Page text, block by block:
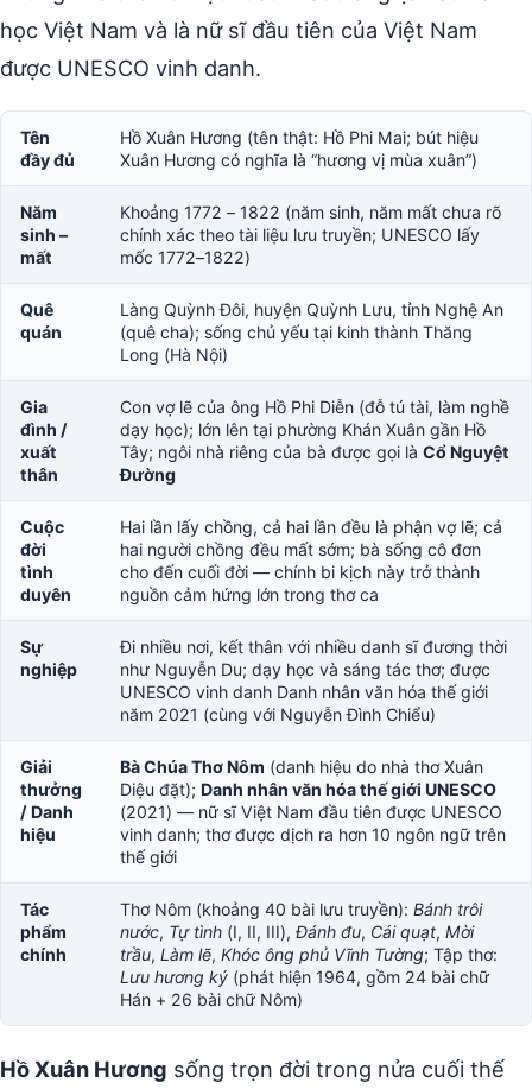
học Việt Nam và là nữ sĩ đầu tiên của Việt Nam
được UNESCO vinh danh.
Tên
đầy đủ
Hồ Xuân Hương (tên thật: Hồ Phi Mai; bút hiệu
Xuân Hương có nghĩa là “hương vị mùa xuân”)
Năm
sinh –
mất
Khoảng 1772 – 1822 (năm sinh, năm mất chưa rõ
chính xác theo tài liệu lưu truyền; UNESCO lấy
mốc 1772–1822)
Quê
quán
Làng Quỳnh Đôi, huyện Quỳnh Lưu, tỉnh Nghệ An
(quê cha); sống chủ yếu tại kinh thành Thăng
Long (Hà Nội)
Gia
đình /
xuất
thân
Con vợ lẽ của ông Hồ Phi Diễn (đỗ tú tài, làm nghề
dạy học); lớn lên tại phường Khán Xuân gần Hồ
Tây; ngôi nhà riêng của bà được gọi là Cổ Nguyệt
Đường
Cuộc
đời
tình
duyên
Hai lần lấy chồng, cả hai lần đều là phận vợ lẽ; cả
hai người chồng đều mất sớm; bà sống cô đơn
cho đến cuối đời — chính bi kịch này trở thành
nguồn cảm hứng lớn trong thơ ca
Sự
nghiệp
Đi nhiều nơi, kết thân với nhiều danh sĩ đương thời
như Nguyễn Du; dạy học và sáng tác thơ; được
UNESCO vinh danh Danh nhân văn hóa thế giới
năm 2021 (cùng với Nguyễn Đình Chiểu)
Giải
thưởng
/ Danh
hiệu
Bà Chúa Thơ Nôm (danh hiệu do nhà thơ Xuân
Diệu đặt); Danh nhân văn hóa thế giới UNESCO
(2021) — nữ sĩ Việt Nam đầu tiên được UNESCO
vinh danh; thơ được dịch ra hơn 10 ngôn ngữ trên
thế giới
Tác
phẩm
chính
Thơ Nôm (khoảng 40 bài lưu truyền): Bánh trôi
nước, Tự tình (I, II, III), Đánh đu, Cái quạt, Mời
trầu, Làm lẽ, Khóc ông phủ Vĩnh Tường; Tập thơ:
Lưu hương ký (phát hiện 1964, gồm 24 bài chữ
Hán + 26 bài chữ Nôm)
Hồ Xuân Hương sống trọn đời trong nửa cuối thế